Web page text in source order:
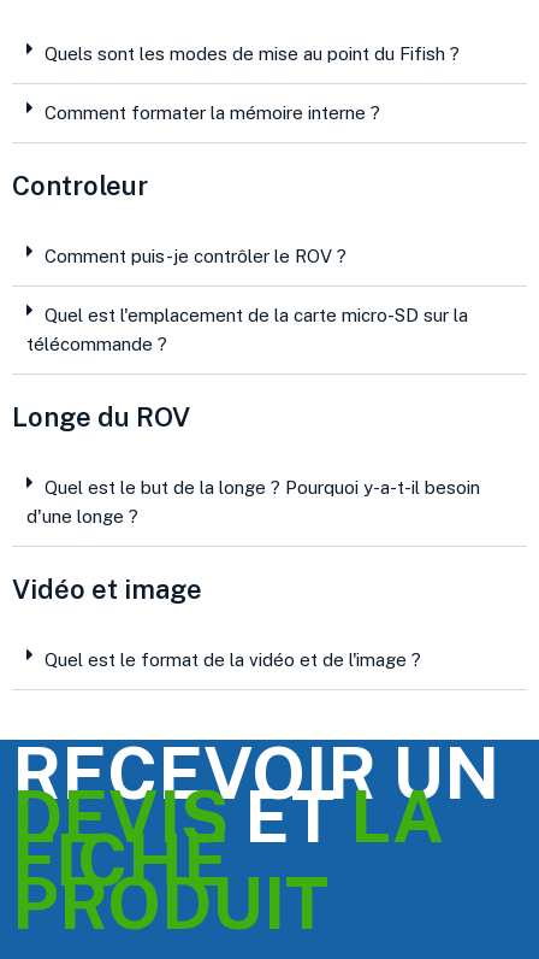
Quels sont les modes de mise au point du Fifish ?
Comment formater la mémoire interne ?
Controleur
Comment puis-je contrôler le ROV ?
Quel est l'emplacement de la carte micro-SD sur la
télécommande ?
Longe du ROV
Quel est le but de la longe ? Pourquoi y-a-t-il besoin
d'une longe ?
Vidéo et image
Quel est le format de la vidéo et de l'image ?
RECEVOIR UN
DEVISETLA
FICHE
PRODUIT